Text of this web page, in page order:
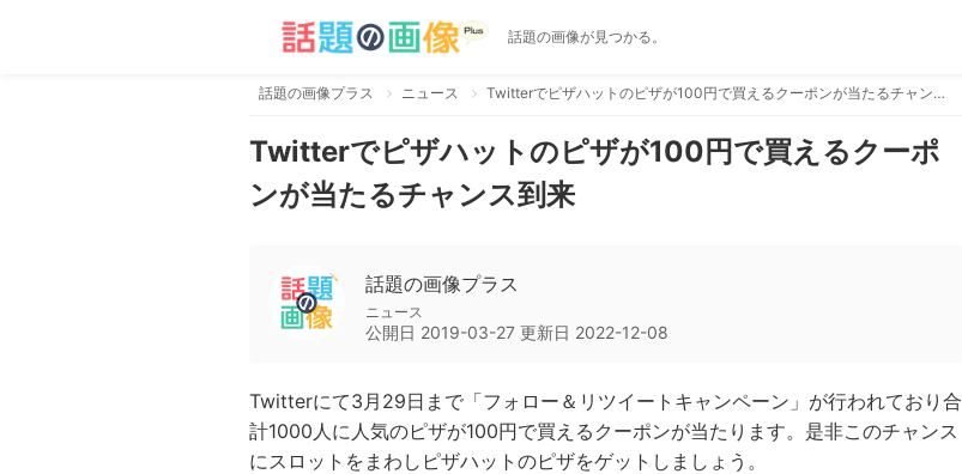
話題の画像が見つかる。
話題の画像プラス ニュース Twitterでピザハットのピザが100円で買えるクーポンが当たるチャンス到来
Twitterでピザハットのピザが100円で買えるクーポ
ンが当たるチャンス到来
話題の画像プラス
ニュース
公開日 2019-03-27 更新日 2022-12-08
Twitterにて3月29日まで「フォロー＆リツイートキャンペーン」が行われており合
計1000人に人気のピザが100円で買えるクーポンが当たります。是非このチャンス
にスロットをまわしピザハットのピザをゲットしましょう。